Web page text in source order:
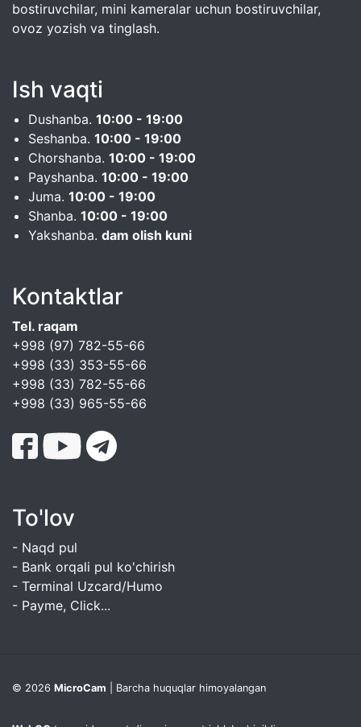
bostiruvchilar, mini kameralar uchun bostiruvchilar,
ovoz yozish va tinglash.
Ish vaqti
Dushanba. 10:00 - 19:00
Seshanba. 10:00 - 19:00
Chorshanba. 10:00 - 19:00
Payshanba. 10:00 - 19:00
Juma. 10:00 - 19:00
Shanba. 10:00 - 19:00
Yakshanba. dam olish kuni
Kontaktlar
Tel. raqam
+998 (97) 782-55-66
+998 (33) 353-55-66
+998 (33) 782-55-66
+998 (33) 965-55-66
To'lov
- Naqd pul
- Bank orqali pul ko'chirish
- Terminal Uzcard/Humo
- Payme, Click...
© 2026 MicroCam | Barcha huquqlar himoyalangan